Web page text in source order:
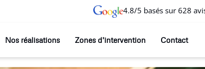
4.8/5 basés sur 628
Nos réalisations Zones d’intervention Contact